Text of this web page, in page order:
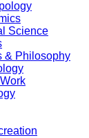
Science
& Philosophy